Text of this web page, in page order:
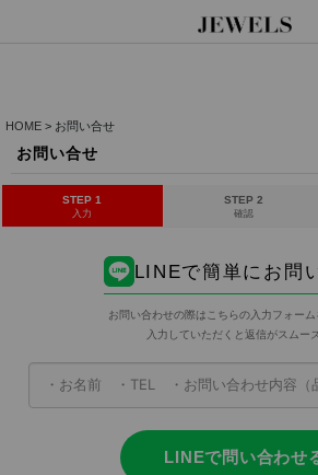
HOME > お問い合せ
お問い合せ
STEP 1
入力
STEP 2
確認
LINEで簡単にお問
お問い合わせの際はこちらの入力フォー
入力していただくと返信がスムー
LINEで問い合わせ